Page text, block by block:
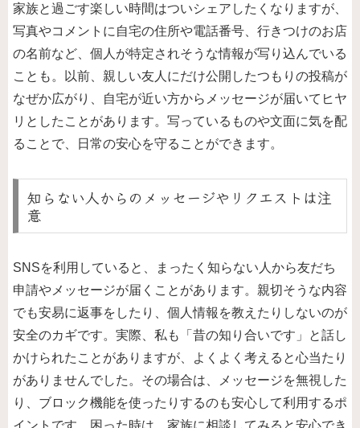
家族と過ごす楽しい時間はついシェアしたくなりますが、
写真やコメントに自宅の住所や電話番号、行きつけのお店
の名前など、個人が特定されそうな情報が写り込んでいる
ことも。以前、親しい友人にだけ公開したつもりの投稿が
なぜか広がり、自宅が近い方からメッセージが届いてヒヤ
リとしたことがあります。写っているものや文面に気を配
ることで、日常の安心を守ることができます。
知らない人からのメッセージやリクエストは注
意
SNSを利用していると、まったく知らない人から友だち
申請やメッセージが届くことがあります。親切そうな内容
でも安易に返事をしたり、個人情報を教えたりしないのが
安全のカギです。実際、私も「昔の知り合いです」と話し
かけられたことがありますが、よくよく考えると心当たり
がありませんでした。その場合は、メッセージを無視した
り、ブロック機能を使ったりするのも安心して利用するポ
イントです。困った時は、家族に相談してみると安心でき